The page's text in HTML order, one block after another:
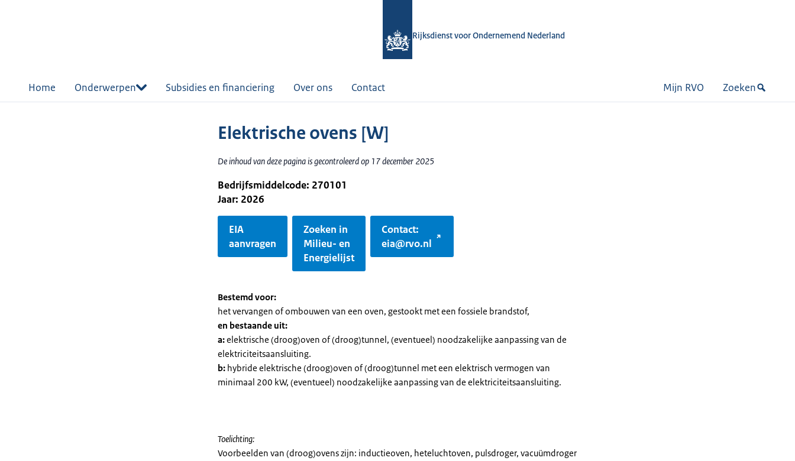
Rijksdienst voor Ondernemend Nederland
Home Onderwerpen Subsidies en financiering Over ons Contact Mijn RVO Zoeken
Elektrische ovens [W]
De inhoud van deze pagina is gecontroleerd op 17 december 2025
Bedrijfsmiddelcode: 270101
Jaar: 2026
EIA
aanvragen
Zoeken in
Milieu- en
Energielijst
Contact:
eia@rvo.nl
Bestemd voor:
het vervangen of ombouwen van een oven, gestookt met een fossiele brandstof,
en bestaande uit:
a:elektrische (droog)oven of (droog)tunnel, (eventueel) noodzakelijke aanpassing van de
elektriciteitsaansluiting.
b: hybride elektrische (droog)oven of (droog)tunnel met een elektrisch vermogen van
minimaal 200 kW, (eventueel) noodzakelijke aanpassing van de elektriciteitsaansluiting.
Toelichting:
Voorbeelden van (droog)ovens zijn: inductieoven, heteluchtoven, pulsdroger, vacuümdroger